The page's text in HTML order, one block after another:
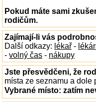
Pokud máte sami
rodičům.
Zajímají-li vás
Další odkazy: lékař -
- volný čas - nákupy
Jste přesvědčeni, že
místa ze seznamu a dole
Vybrané místo: zatím